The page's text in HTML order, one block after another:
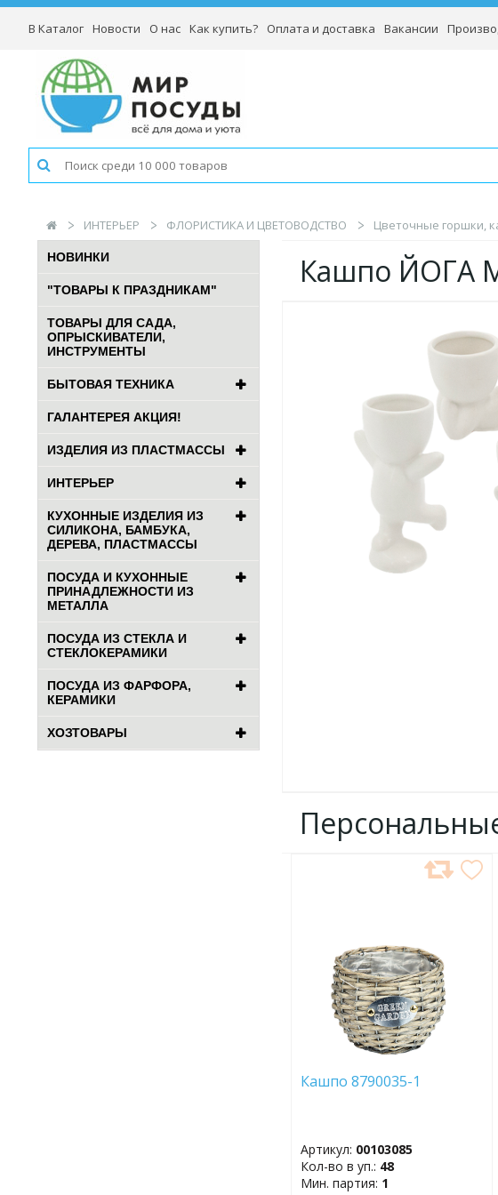
В Каталог Новости О нас Как купить? Оплата и доставка Вакансии
ИНТЕРЬЕР ФЛОРИСТИКА И ЦВЕТОВОДСТВО Цветочные горшки,
НОВИНКИ
"ТОВАРЫ К ПРАЗДНИКАМ"
ТОВАРЫ ДЛЯ САДА,
ОПРЫСКИВАТЕЛИ,
ИНСТРУМЕНТЫ
БЫТОВАЯ ТЕХНИКА
ГАЛАНТЕРЕЯ АКЦИЯ!
ИЗДЕЛИЯ ИЗ ПЛАСТМАССЫ
ИНТЕРЬЕР
КУХОННЫЕ ИЗДЕЛИЯ ИЗ
СИЛИКОНА, БАМБУКА,
ДЕРЕВА, ПЛАСТМАССЫ
ПОСУДА И КУХОННЫЕ
ПРИНАДЛЕЖНОСТИ ИЗ
МЕТАЛЛА
ПОСУДА ИЗ СТЕКЛА И
СТЕКЛОКЕРАМИКИ
ПОСУДА ИЗ ФАРФОРА,
КЕРАМИКИ
ХОЗТОВАРЫ
Кашпо ЙОГА
Кашпо 8790035-1
Артикул: 00103085
Кол-во в уп.: 48
Мин. партия: 1